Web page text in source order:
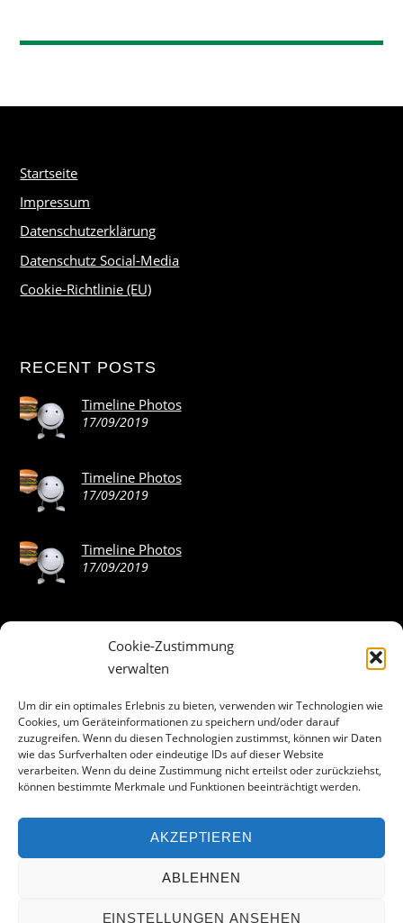
Cookie-Zustimmung
verwalten
Um dir ein optimales Erlebnis zu bieten, verwenden wir Technologien wie
Cookies, um Geräteinformationen zu speichern und/oder darauf
zuzugreifen. Wenn du diesen Technologien zustimmst, können wir Daten
wie das Surfverhalten oder eindeutige IDs auf dieser Website
verarbeiten. Wenn du deine Zustimmung nicht erteilst oder zurückziehst,
können bestimmte Merkmale und Funktionen beeinträchtigt werden.
AKZEPTIEREN
ABLEHNEN
EINSTELLUNGEN ANSEHEN
Startseite
Impressum
Datenschutzerklärung
Datenschutz Social-Media
Cookie-Richtlinie (EU)
RECENT POSTS
Timeline Photos
17/09/2019
Timeline Photos
17/09/2019
Timeline Photos
17/09/2019
ABOUT THE LANDING THEME…
The Landing theme is a one-page design WordPress theme
that’s focused on getting your audience to follow-through
with your call-to-action. Built to work seamlessly with our
drag & drop Builder plugin, it gives you the ability to
customize the look and feel of your content.